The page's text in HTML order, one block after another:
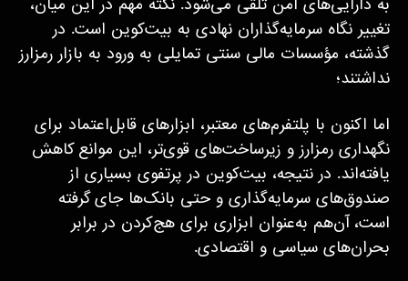
تغییر نگاه سرمایه‌گذاران نهادی به بیت‌کوین است. در
گذشته، مؤسسات مالی سنتی تمایلی به ورود به بازار رمزارز
نداشتند؛
اما اکنون با پلتفرم‌های معتبر، ابزارهای قابل‌اعتماد برای
نگهداری رمزارز و زیرساخت‌های قوی‌تر، این موانع کاهش
یافته‌اند. در نتیجه، بیت‌کوین در پرتفوی بسیاری از
صندوق‌های سرمایه‌گذاری و حتی بانک‌ها جای گرفته
است، آن‌هم به‌عنوان ابزاری برای هج‌کردن در برابر
بحران‌های سیاسی و اقتصادی.